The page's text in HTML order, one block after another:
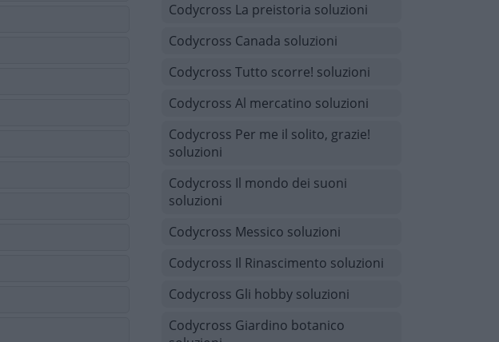
Codycross La preistoria soluzioni
Codycross Canada soluzioni
Codycross Tutto scorre! soluzioni
Codycross Al mercatino soluzioni
Codycross Per me il solito, grazie!
soluzioni
Codycross Il mondo dei suoni
soluzioni
Codycross Messico soluzioni
Codycross Il Rinascimento soluzioni
Codycross Gli hobby soluzioni
Codycross Giardino botanico